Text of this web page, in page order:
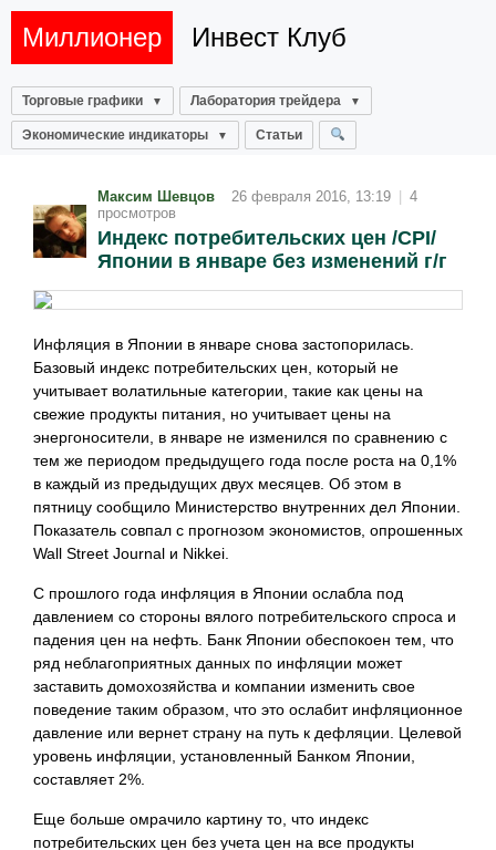
Миллионер Инвест Клуб
Торговые графики Лаборатория трейдера
Экономические индикаторы Статьи
Максим Шевцов 26 февраля 2016, 13:19
4
просмотров
Индекс потребительских цен /CPI/
Японии в январе без изменений г/г
Инфляция в Японии в январе снова застопорилась.
Базовый индекс потребительских цен, который не
учитывает волатильные категории, такие как цены на
свежие продукты питания, но учитывает цены на
энергоносители, в январе не изменился по сравнению с
тем же периодом предыдущего года после роста на 0,1%
в каждый из предыдущих двух месяцев. Об этом в
пятницу сообщило Министерство внутренних дел Японии.
Показатель совпал с прогнозом экономистов, опрошенных
Wall Street Journal и Nikkei.
С прошлого года инфляция в Японии ослабла под
давлением со стороны вялого потребительского спроса и
падения цен на нефть. Банк Японии обеспокоен тем, что
ряд неблагоприятных данных по инфляции может
заставить домохозяйства и компании изменить свое
поведение таким образом, что это ослабит инфляционное
давление или вернет страну на путь к дефляции. Целевой
уровень инфляции, установленный Банком Японии,
составляет 2%.
Еще больше омрачило картину то, что индекс
потребительских цен без учета цен на все продукты